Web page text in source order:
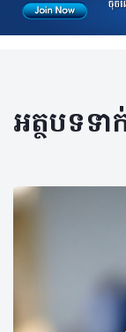
អត្ថបទទ